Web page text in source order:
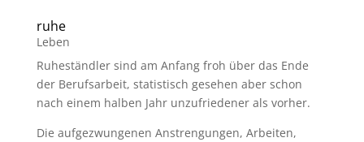
ruhe
Leben
Ruheständler sind am Anfang froh über das Ende
der Berufsarbeit, statistisch gesehen aber schon
nach einem halben Jahr unzufriedener als vorher.
Die aufgezwungenen Anstrengungen, Arbeiten,